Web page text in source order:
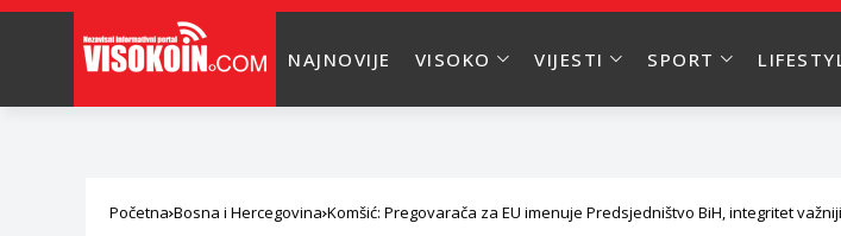
NAJNOVIJE VISOKO VIJESTI SPORT
Početna Bosna i Hercegovina Komšić: Pregovarača za EU imenuje Predsjedništvo BiH, integritet